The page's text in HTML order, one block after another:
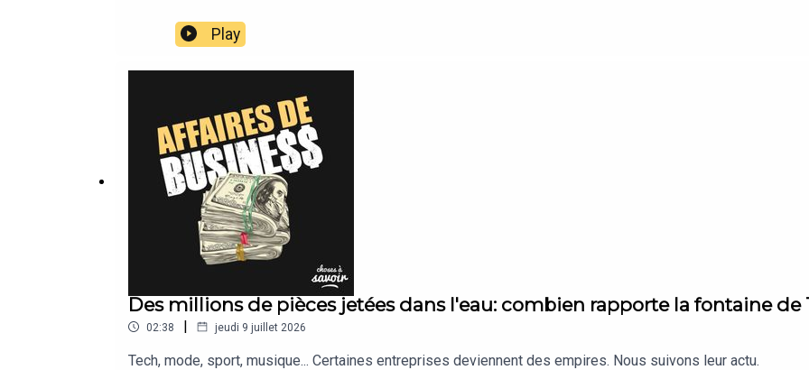
Play
Des millions de pièces jetées dans l'eau: combien rapporte la fontaine de
02:38 | jeudi 9 juillet 2026
Tech, mode, sport, musique... Certaines entreprises deviennent des empires. Nous suivons leur actu.